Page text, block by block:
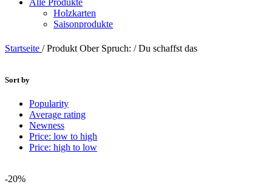
Alle Produkte
Holzkarten
Saisonprodukte
Startseite / Produkt Ober Spruch: / Du schaffst das
Sort by
Popularity
Average rating
Newness
Price: low to high
Price: high to low
-20%